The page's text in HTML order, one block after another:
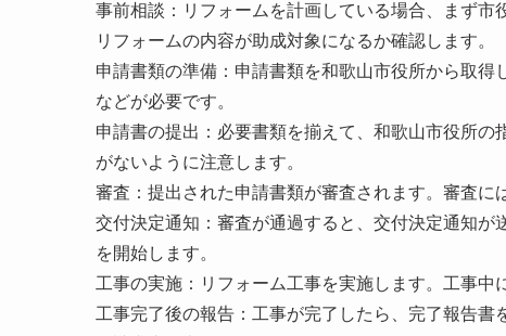
事前相談：リフォームを計画している場合、まず市
リフォームの内容が助成対象になるか確認します。
申請書類の準備：申請書類を和歌山市役所から取
などが必要です。
申請書の提出：必要書類を揃えて、和歌山市役所
がないように注意します。
審査：提出された申請書類が審査されます。審査に
交付決定通知：審査が通過すると、交付決定通知
を開始します。
工事の実施：リフォーム工事を実施します。工事中
工事完了後の報告：工事が完了したら、完了報告